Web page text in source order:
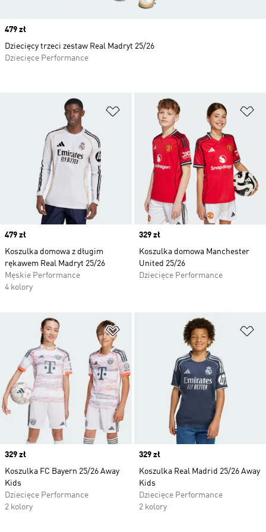
Dodaj do listy życzeń
Price
479 zł
Koszulka domowa z długim
rękawem Real Madryt 25/26
Męskie Performance
4 kolory
Price
329 zł
Koszulka domowa Manchester
United 25/26
Dziecięce Performance
Dodaj do listy życzeń
Price
329 zł
Koszulka FC Bayern 25/26 Away
Kids
Dziecięce Performance
2 kolory
Price
329 zł
Koszulka Real Madrid 25/26 Away
Kids
Dziecięce Performance
2 kolory
Price
479 zł
Dziecięcy trzeci zestaw Real Madryt 25/26
Dziecięce Performance